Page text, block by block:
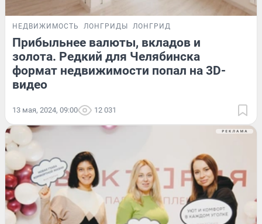
НЕДВИЖИМОСТЬ ЛОНГРИДЫ ЛОНГРИД
Прибыльнее валюты, вкладов и
золота. Редкий для Челябинска
формат недвижимости попал на 3D-
видео
13 мая, 2024, 09:00 12 031